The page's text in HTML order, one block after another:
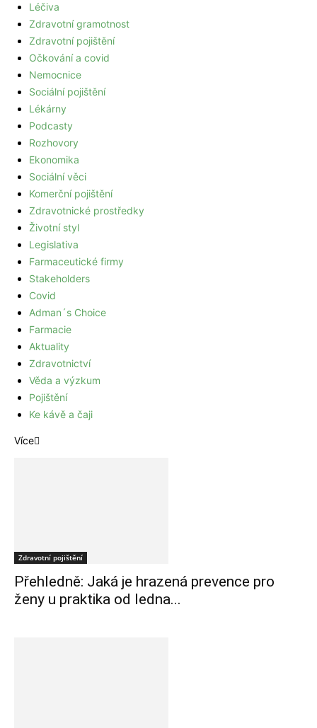
Léčiva
Zdravotní gramotnost
Zdravotní pojištění
Očkování a covid
Nemocnice
Sociální pojištění
Lékárny
Podcasty
Rozhovory
Ekonomika
Sociální věci
Komerční pojištění
Zdravotnické prostředky
Životní styl
Legislativa
Farmaceutické firmy
Stakeholders
Covid
Adman´s Choice
Farmacie
Aktuality
Zdravotnictví
Věda a výzkum
Pojištění
Ke kávě a čaji
Více
Zdravotní pojištění
Přehledně: Jaká je hrazená prevence pro
ženy u praktika od ledna...